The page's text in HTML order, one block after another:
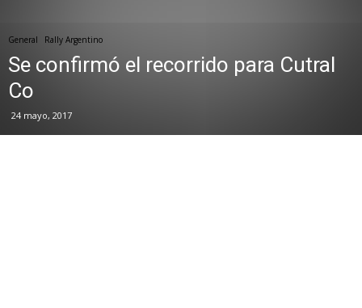
General Rally Argentino
Se confirmó el recorrido para Cutral
Co
24 mayo, 2017